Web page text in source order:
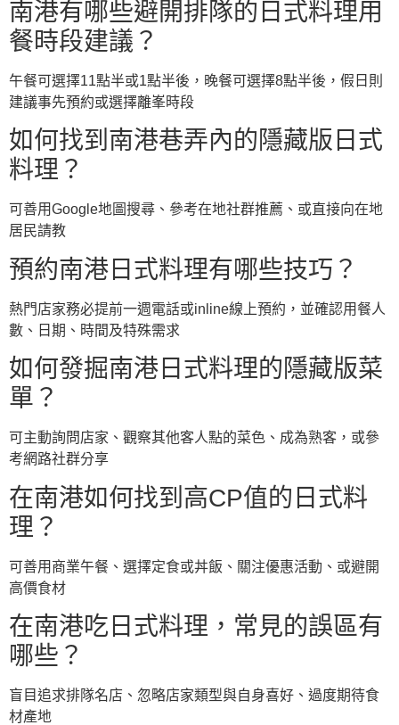
南港有哪些避開排隊的日式料理用
餐時段建議？
午餐可選擇11點半或1點半後，晚餐可選擇8點半後，假日則
建議事先預約或選擇離峯時段
如何找到南港巷弄內的隱藏版日式
料理？
可善用Google地圖搜尋、參考在地社群推薦、或直接向在地
居民請教
預約南港日式料理有哪些技巧？
熱門店家務必提前一週電話或inline線上預約，並確認用餐人
數、日期、時間及特殊需求
如何發掘南港日式料理的隱藏版菜
單？
可主動詢問店家、觀察其他客人點的菜色、成為熟客，或參
考網路社群分享
在南港如何找到高CP值的日式料
理？
可善用商業午餐、選擇定食或丼飯、關注優惠活動、或避開
高價食材
在南港吃日式料理，常見的誤區有
哪些？
盲目追求排隊名店、忽略店家類型與自身喜好、過度期待食
材產地